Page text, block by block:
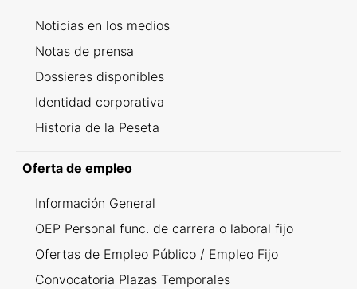
Noticias en los medios
Notas de prensa
Dossieres disponibles
Identidad corporativa
Historia de la Peseta
Oferta de empleo
Información General
OEP Personal func. de carrera o laboral fijo
Ofertas de Empleo Público / Empleo Fijo
Convocatoria Plazas Temporales